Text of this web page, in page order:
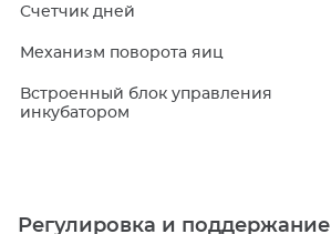
Счетчик дней
Механизм поворота яиц
Встроенный блок управления
инкубатором
Регулировка и поддержание